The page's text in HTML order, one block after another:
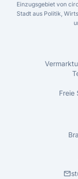
Einzugsgebiet von
Stadt aus Politik,
Freie
mail